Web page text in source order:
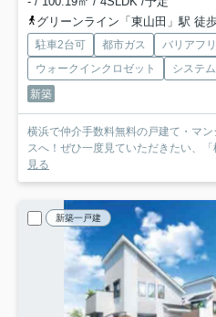
グリーンライン「東山田」駅 徒
駐車2台可 都市ガス バリアフ
ウォークインクロゼット
システ
新築
横浜で仲介手数料無料の戸建て・マ
スへ！ぜひ一度見ていただきたい、
見る
新築一戸建